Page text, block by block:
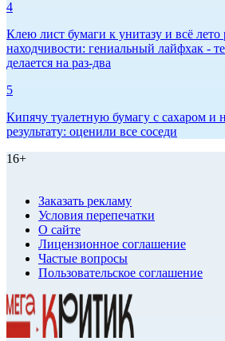
4
Клею лист бумаги к унитазу и всё лето
находчивости: гениальный лайфхак -
делается на раз-два
5
Кипячу туалетную бумагу с сахаром и
результату: оценили все соседи
16+
Заказать рекламу
Условия перепечатки
О сайте
Лицензионное соглашение
Частые вопросы
Пользовательское соглашение